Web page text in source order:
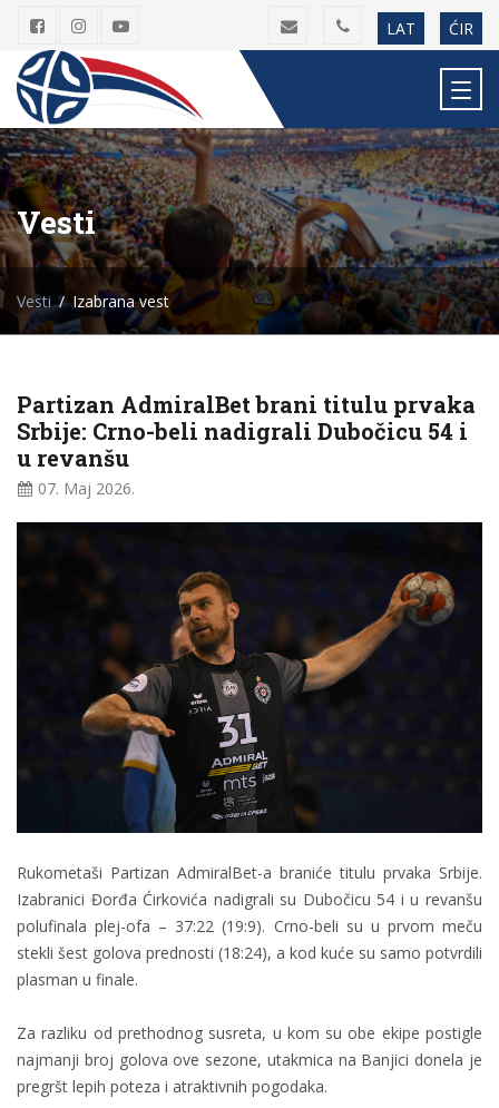
LAT ĆIR
Vesti
Vesti Izabrana vest
Partizan AdmiralBet brani titulu prvaka
Srbije: Crno-beli nadigrali Dubočicu 54 i
u revanšu
07. Maj 2026.
Rukometaši Partizan AdmiralBet-a braniće titulu prvaka Srbije.
Izabranici Đorđa Ćirkovića nadigrali su Dubočicu 54 i u revanšu
polufinala plej-ofa – 37:22 (19:9). Crno-beli su u prvom meču
stekli šest golova prednosti (18:24), a kod kuće su samo potvrdili
plasman u finale.
Za razliku od prethodnog susreta, u kom su obe ekipe postigle
najmanji broj golova ove sezone, utakmica na Banjici donela je
pregršt lepih poteza i atraktivnih pogodaka.